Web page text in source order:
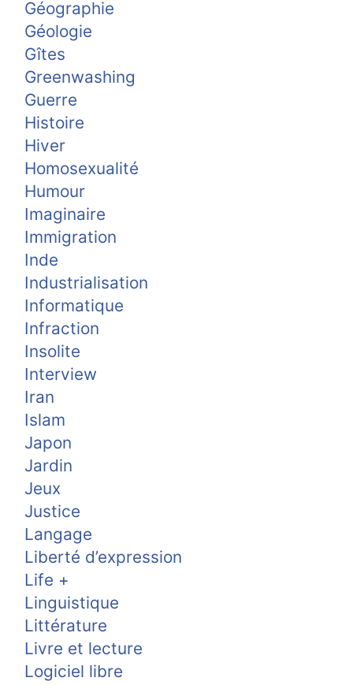
Géographie
Géologie
Gîtes
Greenwashing
Guerre
Histoire
Hiver
Homosexualité
Humour
Imaginaire
Immigration
Inde
Industrialisation
Informatique
Infraction
Insolite
Interview
Iran
Islam
Japon
Jardin
Jeux
Justice
Langage
Liberté d’expression
Life +
Linguistique
Littérature
Livre et lecture
Logiciel libre